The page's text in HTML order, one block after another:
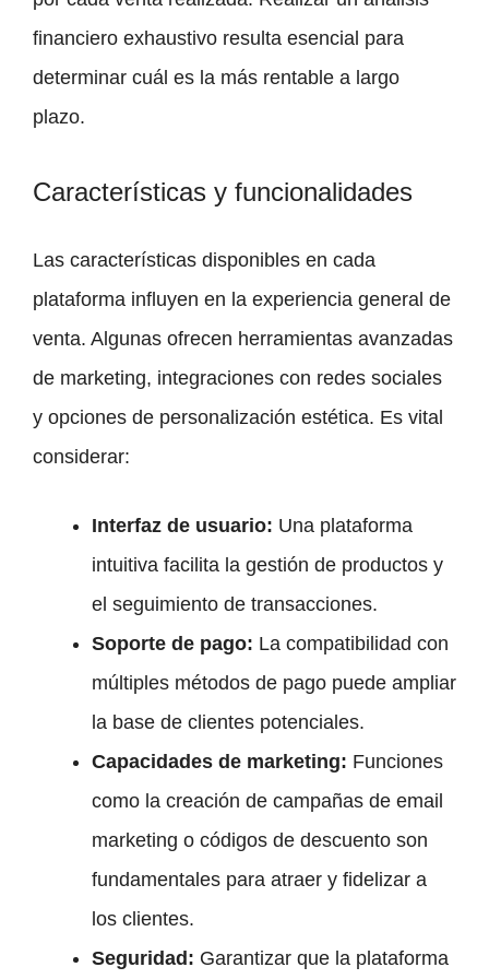
financiero exhaustivo resulta esencial para
determinar cuál es la más rentable a largo
plazo.
Características y funcionalidades
Las características disponibles en cada
plataforma influyen en la experiencia general de
venta. Algunas ofrecen herramientas avanzadas
de marketing, integraciones con redes sociales
y opciones de personalización estética. Es vital
considerar:
Interfaz de usuario: Una plataforma
intuitiva facilita la gestión de productos y
el seguimiento de transacciones.
Soporte de pago: La compatibilidad con
múltiples métodos de pago puede ampliar
la base de clientes potenciales.
Capacidades de marketing: Funciones
como la creación de campañas de email
marketing o códigos de descuento son
fundamentales para atraer y fidelizar a
los clientes.
Seguridad: Garantizar que la plataforma